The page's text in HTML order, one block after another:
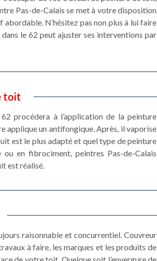
Pas-de-Calais se met à votre disposition
N’hésitez pas non plus à lui faire
le 62 peut ajuster ses interventions par
toit
procédera à l’application de la peinture
applique un antifongique. Après, il vaporise
est le plus adapté et quel type de peinture
en fibrociment, peintres Pas-de-Calais
est réalisé.
raisonnable et concurrentiel. Couvreur
à faire, les marques et les produits de